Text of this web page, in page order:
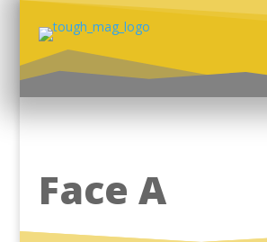
Face A